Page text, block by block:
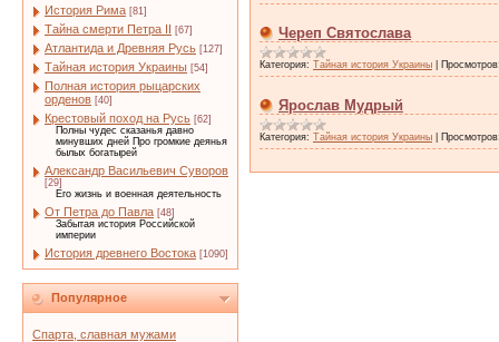
История Рима [81]
Тайна смерти Петра II [67]
Атлантида и Древняя Русь [127]
Тайная история Украины [54]
Полная история рыцарских
орденов [40]
Крестовый поход на Русь [62]
Полны чудес сказанья давно
минувших дней Про громкие деянья
былых богатырей
Александр Васильевич Суворов
[29]
Его жизнь и военная деятельность
От Петра до Павла [48]
Забытая история Российской
империи
История древнего Востока [1090]
Популярное
Спарта, славная мужами
Череп Святослава
Категория: Тайная история Украины
Ярослав Мудрый
Категория: Тайная история Украины